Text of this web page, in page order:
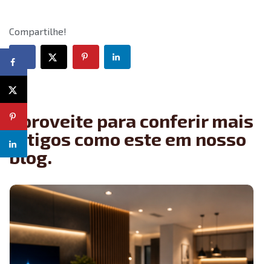
Compartilhe!
Aproveite para conferir mais
artigos como este em nosso
blog.